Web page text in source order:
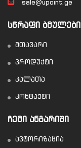
sale@upoint.ge
ᲡᲬᲠᲐᲤᲘ ᲑᲛᲣᲚᲔᲑᲘ
მთავარი
პროდუქტი
კალათა
კონტაქტი
ᲩᲔᲛᲘ ᲐᲜᲒᲐᲠᲘᲨᲘ
ავტორიზაცია